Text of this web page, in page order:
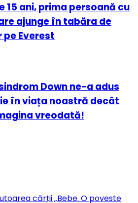
15 ani, prima persoană cu
ajunge în tabăra de
Everest
Down ne-a adus
în viața noastră decât
vreodată!
cărții „Bebe. O poveste